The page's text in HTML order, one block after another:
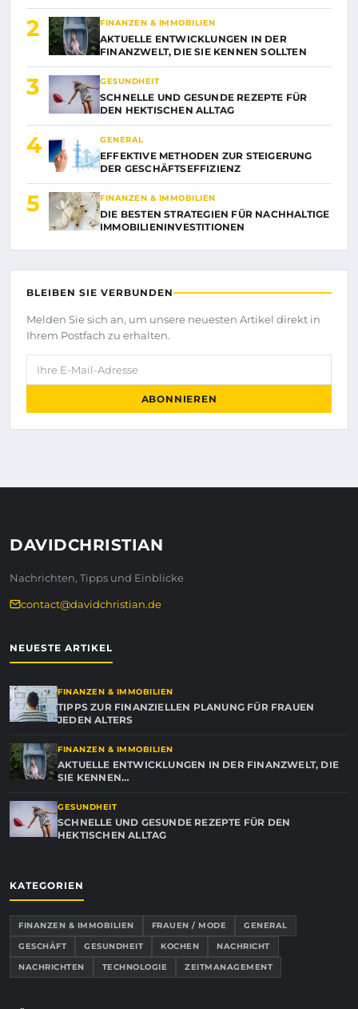
2 FINANZEN & IMMOBILIEN
AKTUELLE ENTWICKLUNGEN IN DER
FINANZWELT, DIE SIE KENNEN SOLLTEN
3 GESUNDHEIT
SCHNELLE UND GESUNDE REZEPTE FÜR
DEN HEKTISCHEN ALLTAG
4 GENERAL
EFFEKTIVE METHODEN ZUR STEIGERUNG
DER GESCHÄFTSEFFIZIENZ
5 FINANZEN & IMMOBILIEN
DIE BESTEN STRATEGIEN FÜR NACHHALTIGE
IMMOBILIENINVESTITIONEN
BLEIBEN SIE VERBUNDEN
Melden Sie sich an, um unsere neuesten Artikel direkt in
Ihrem Postfach zu erhalten.
Ihre E-Mail-Adresse
ABONNIEREN
DAVIDCHRISTIAN
Nachrichten, Tipps und Einblicke
contact@davidchristian.de
NEUESTE ARTIKEL
FINANZEN & IMMOBILIEN
TIPPS ZUR FINANZIELLEN PLANUNG FÜR FRAUEN
JEDEN ALTERS
FINANZEN & IMMOBILIEN
AKTUELLE ENTWICKLUNGEN IN DER FINANZWELT, DIE
SIE KENNEN…
GESUNDHEIT
SCHNELLE UND GESUNDE REZEPTE FÜR DEN
HEKTISCHEN ALLTAG
KATEGORIEN
FINANZEN & IMMOBILIEN FRAUEN / MODE
GENERAL
GESCHÄFT
GESUNDHEIT KOCHEN
NACHRICHT
NACHRICHTEN
TECHNOLOGIE ZEITMANAGEMENT